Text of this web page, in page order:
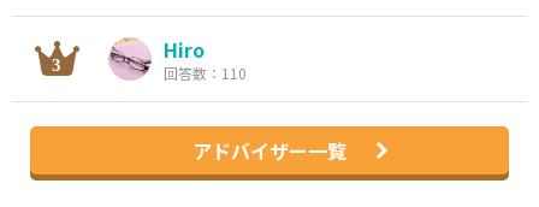
Hiro
回答数：110
アドバイザー一覧